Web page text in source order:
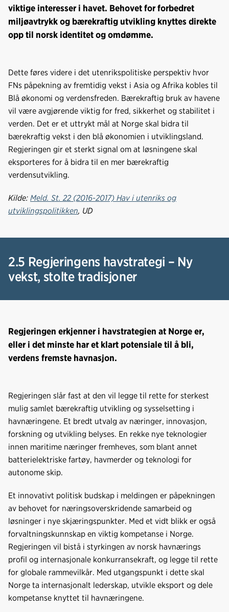
viktige interesser i havet. Behovet for forbedret
miljøavtrykk og bærekraftig utvikling knyttes direkte
opp til norsk identitet og omdømme.
Dette føres videre i det utenrikspolitiske perspektiv hvor
FNs påpekning av fremtidig vekst i Asia og Afrika kobles til
Blå økonomi og verdensfreden. Bærekraftig bruk av havene
vil være avgjørende viktig for fred, sikkerhet og stabilitet i
verden. Det er et uttrykt mål at Norge skal bidra til
bærekraftig vekst i den blå økonomien i utviklingsland.
Regjeringen gir et sterkt signal om at løsningene skal
eksporteres for å bidra til en mer bærekraftig
verdensutvikling.
Kilde: Meld. St. 22 (2016-2017) Hav i utenriks og
utviklingspolitikken, UD
2.5 Regjeringens havstrategi – Ny
vekst, stolte tradisjoner
Regjeringen erkjenner i havstrategien at Norge er,
eller i det minste har et klart potensiale til å bli,
verdens fremste havnasjon.
Regjeringen slår fast at den vil legge til rette for sterkest
mulig samlet bærekraftig utvikling og sysselsetting i
havnæringene. Et bredt utvalg av næringer, innovasjon,
forskning og utvikling belyses. En rekke nye teknologier
innen maritime næringer fremheves, som blant annet
batterielektriske fartøy, havmerder og teknologi for
autonome skip.
Et innovativt politisk budskap i meldingen er påpekningen
av behovet for næringsoverskridende samarbeid og
løsninger i nye skjæringspunkter. Med et vidt blikk er også
forvaltningskunnskap en viktig kompetanse i Norge.
Regjeringen vil bistå i styrkingen av norsk havnærings
profil og internasjonale konkurransekraft, og legge til rette
for globale rammevilkår. Med utgangspunkt i dette skal
Norge ta internasjonalt lederskap, utvikle eksport og dele
kompetanse knyttet til havnæringene.